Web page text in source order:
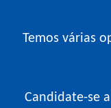
Temos várias
Candidate-se